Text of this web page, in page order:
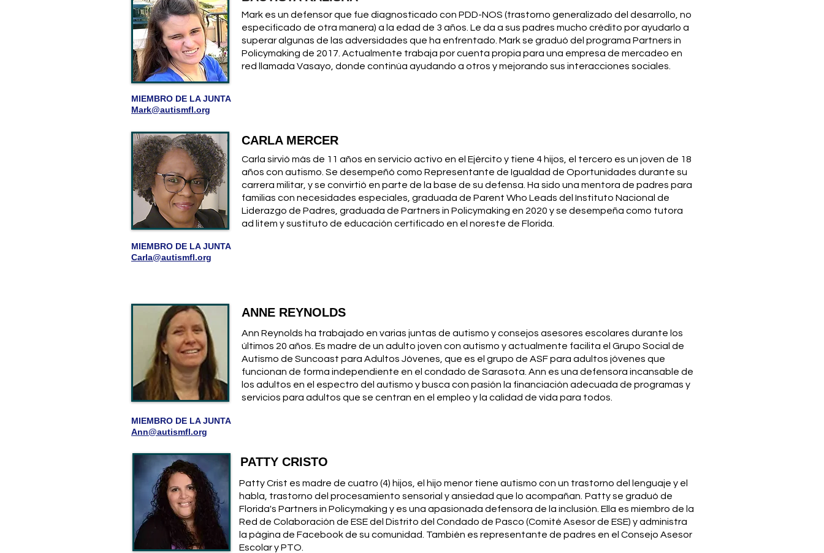
MIEMBRO DE LA JUNTA
Mark@autismfl.org
Mark es un defensor que fue diagnosticado con PDD-NOS (trastorno generalizado del desarrollo, no
especificado de otra manera) a la edad de 3 años. Le da a sus padres mucho crédito por ayudarlo a
superar algunas de las adversidades que ha enfrentado. Mark se graduó del programa Partners in
Policymaking de 2017. Actualmente trabaja por cuenta propia para una empresa de mercadeo en
red llamada Vasayo, donde continúa ayudando a otros y mejorando sus interacciones sociales.
MIEMBRO DE LA JUNTA
Carla@autismfl.org
CARLA MERCER
Carla sirvió más de 11 años en servicio activo en el Ejército y tiene 4 hijos, el tercero es un joven de 18
años con autismo. Se desempeñó como Representante de Igualdad de Oportunidades durante su
carrera militar, y se convirtió en parte de la base de su defensa. Ha sido una mentora de padres para
familias con necesidades especiales, graduada de Parent Who Leads del Instituto Nacional de
Liderazgo de Padres, graduada de Partners in Policymaking en 2020 y se desempeña como tutora
ad litem y sustituto de educación certificado en el noreste de Florida.
ANNE REYNOLDS
Ann Reynolds ha trabajado en varias juntas de autismo y consejos asesores escolares durante los
últimos 20 años. Es madre de un adulto joven con autismo y actualmente facilita el Grupo Social de
Autismo de Suncoast para Adultos Jóvenes, que es el grupo de ASF para adultos jóvenes que
funcionan de forma independiente en el condado de Sarasota. Ann es una defensora incansable de
los adultos en el espectro del autismo y busca con pasión la financiación adecuada de programas y
servicios para adultos que se centran en el empleo y la calidad de vida para todos.
MIEMBRO DE LA JUNTA
Ann@autismfl.org
PATTY CRISTO
Patty Crist es madre de cuatro (4) hijos, el hijo menor tiene autismo con un trastorno del lenguaje y el
habla, trastorno del procesamiento sensorial y ansiedad que lo acompañan. Patty se graduó de
Florida's Partners in Policymaking y es una apasionada defensora de la inclusión. Ella es miembro de la
Red de Colaboración de ESE del Distrito del Condado de Pasco (Comité Asesor de ESE) y administra
la página de Facebook de su comunidad. También es representante de padres en el Consejo Asesor
Escolar y PTO.